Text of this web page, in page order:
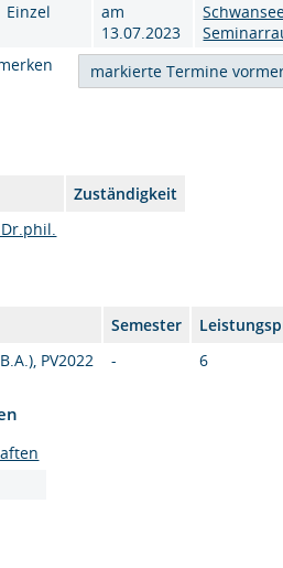
Einzel
am
13.07.2023
Zuständigkeit
Semester
PV2022 - 6